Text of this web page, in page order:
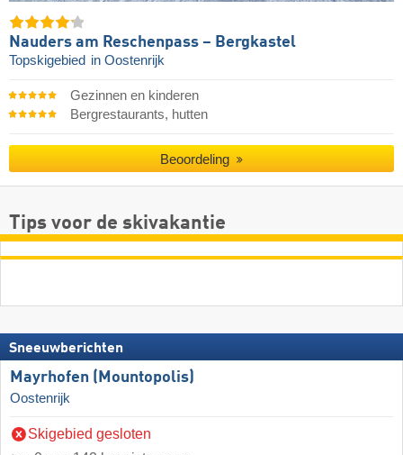
Nauders am Reschenpass – Bergkastel
Topskigebied in Oostenrijk
Gezinnen en kinderen
Bergrestaurants, hutten
Beoordeling
Tips voor de skivakantie
Sneeuwberichten
Mayrhofen (Mountopolis)
Oostenrijk
Skigebied gesloten